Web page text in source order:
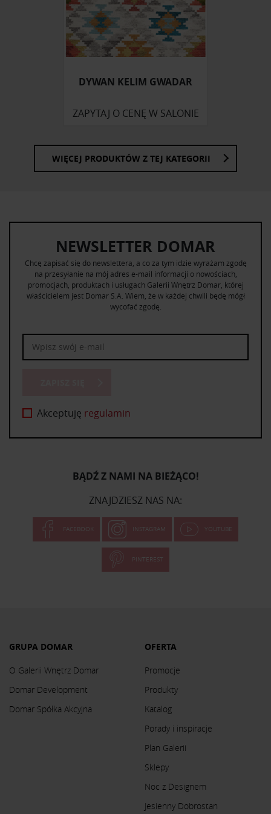
Partnerzy mogą połączyć te informacje z innymi danymi
otrzymanymi od Ciebie lub uzyskanymi podczas
korzystania z ich usług.
DYWAN KELIM GWADAR
ZAPYTAJ O CENĘ W SALONIE
WIĘCEJ PRODUKTÓW Z TEJ KATEGORII
NEWSLETTER DOMAR
Chcę zapisać się do newslettera, a co za tym idzie wyrażam zgodę
na przesyłanie na mój adres e-mail informacji o nowościach,
promocjach, produktach i usługach Galerii Wnętrz Domar, której
właścicielem jest Domar S.A. Wiem, że w każdej chwili będę mógł
wycofać zgodę.
Akceptuję regulamin
BĄDŹ Z NAMI NA BIEŻĄCO!
ZNAJDZIESZ NAS NA:
FACEBOOK INSTAGRAM YOUTUBE
PINTEREST
GRUPA DOMAR
O Galerii Wnętrz Domar
Domar Development
Domar Spółka Akcyjna
OFERTA
Promocje
Produkty
Katalog
Porady i inspiracje
Plan Galerii
Sklepy
Noc z Designem
Jesienny Dobrostan